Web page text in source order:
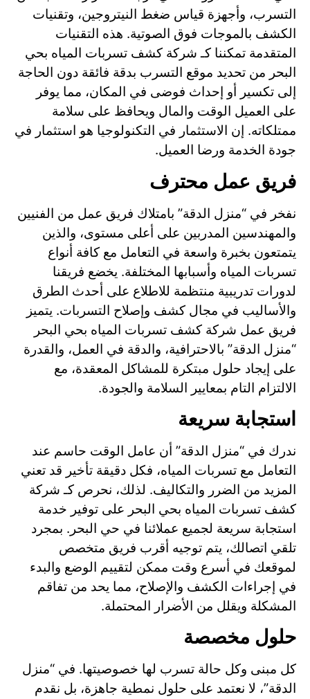
التسرب، وأجهزة قياس ضغط النيتروجين، وتقنيات
الكشف بالموجات فوق الصوتية. هذه التقنيات
المتقدمة تمكننا كـ شركة كشف تسربات المياه بحي
البحر من تحديد موقع التسرب بدقة فائقة دون الحاجة
إلى تكسير أو إحداث فوضى في المكان، مما يوفر
على العميل الوقت والمال ويحافظ على سلامة
ممتلكاته. إن الاستثمار في التكنولوجيا هو استثمار في
جودة الخدمة ورضا العميل.
فريق عمل محترف
نفخر في “منزل الدقة” بامتلاك فريق عمل من الفنيين
والمهندسين المدربين على أعلى مستوى، والذين
يتمتعون بخبرة واسعة في التعامل مع كافة أنواع
تسربات المياه وأسبابها المختلفة. يخضع فريقنا
لدورات تدريبية منتظمة للاطلاع على أحدث الطرق
والأساليب في مجال كشف وإصلاح التسربات. يتميز
فريق عمل شركة كشف تسربات المياه بحي البحر
“منزل الدقة” بالاحترافية، والدقة في العمل، والقدرة
على إيجاد حلول مبتكرة للمشاكل المعقدة، مع
الالتزام التام بمعايير السلامة والجودة.
استجابة سريعة
ندرك في “منزل الدقة” أن عامل الوقت حاسم عند
التعامل مع تسربات المياه، فكل دقيقة تأخير قد تعني
المزيد من الضرر والتكاليف. لذلك، نحرص كـ شركة
كشف تسربات المياه بحي البحر على توفير خدمة
استجابة سريعة لجميع عملائنا في حي البحر. بمجرد
تلقي اتصالك، يتم توجيه أقرب فريق متخصص
لموقعك في أسرع وقت ممكن لتقييم الوضع والبدء
في إجراءات الكشف والإصلاح، مما يحد من تفاقم
المشكلة ويقلل من الأضرار المحتملة.
حلول مخصصة
كل مبنى وكل حالة تسرب لها خصوصيتها. في “منزل
الدقة”، لا نعتمد على حلول نمطية جاهزة، بل نقدم